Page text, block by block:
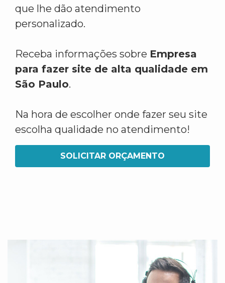
que lhe dão atendimento
personalizado.
Receba informações sobre Empresa
para fazer site de alta qualidade em
São Paulo.
Na hora de escolher onde fazer seu site
escolha qualidade no atendimento!
SOLICITAR ORÇAMENTO